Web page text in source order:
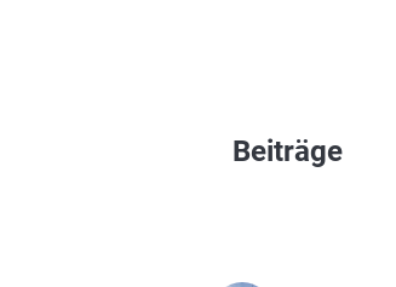
Beiträge